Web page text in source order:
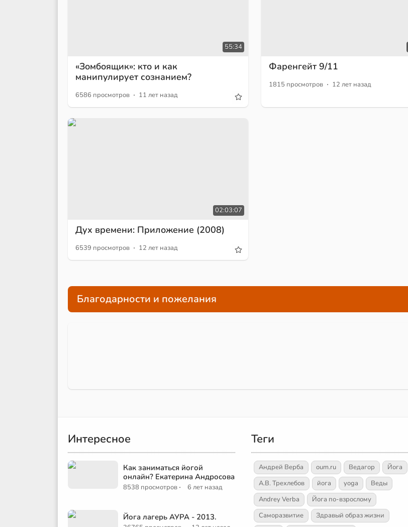
55:34
«Зомбоящик»: кто и как
манипулирует сознанием?
6586 просмотров · 11 лет назад
Фаренгейт 9/11
1815 просмотров · 12 лет назад
02:03:07
Дух времени: Приложение (2008)
6539 просмотров · 12 лет назад
Благодарности и пожелания
Интересное
Как заниматься йогой
онлайн? Екатерина Андросова
8538 просмотров · 6 лет назад
Йога лагерь АУРА - 2013.
Теги
Андрей Верба oum.ru Ведагор
Йога
А.В. Трехлебов
йога yoga
Веды
Andrey Verba
Йога по-взрослому
Саморазвитие
Здравый образ жизни